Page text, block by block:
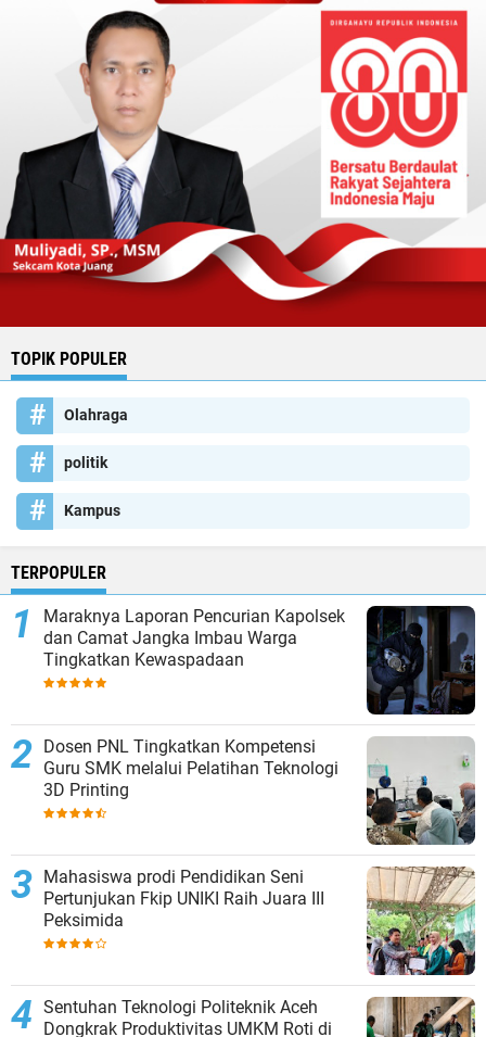
TOPIK POPULER
Olahraga
politik
Kampus
TERPOPULER
Maraknya Laporan Pencurian Kapolsek
dan Camat Jangka Imbau Warga
Tingkatkan Kewaspadaan
Dosen PNL Tingkatkan Kompetensi
Guru SMK melalui Pelatihan Teknologi
3D Printing
Mahasiswa prodi Pendidikan Seni
Pertunjukan Fkip UNIKI Raih Juara III
Peksimida
Sentuhan Teknologi Politeknik Aceh
Dongkrak Produktivitas UMKM Roti di